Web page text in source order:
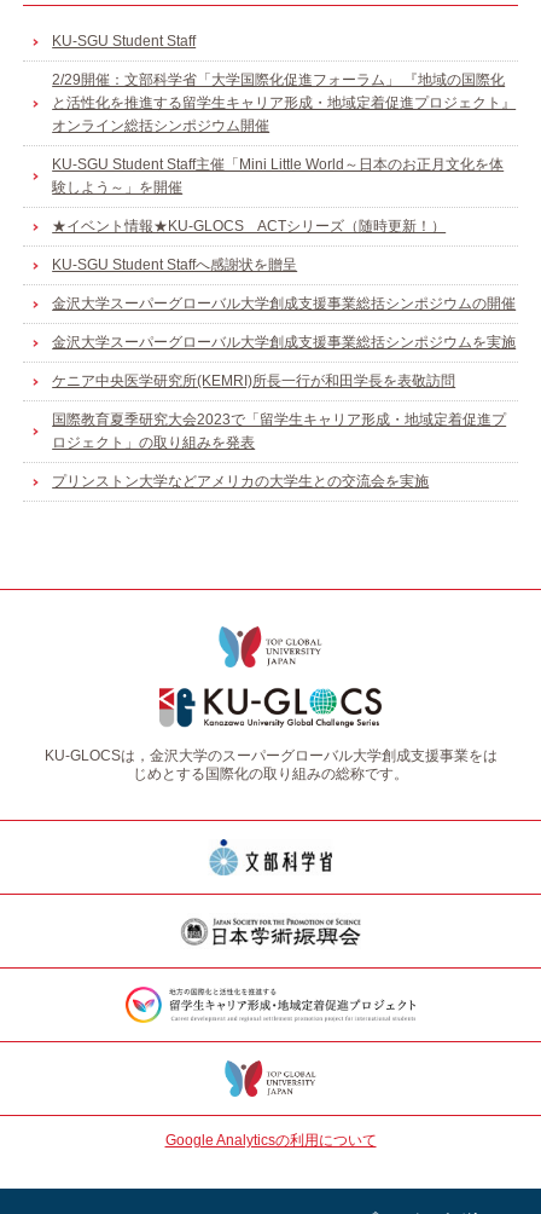
KU-SGU Student Staff
2/29開催：文部科学省「大学国際化促進フォーラム」 『地域の国際化
と活性化を推進する留学生キャリア形成・地域定着促進プロジェクト』
オンライン総括シンポジウム開催
KU-SGU Student Staff主催「Mini Little World～日本のお正月文化を体
験しよう～」を開催
★イベント情報★KU-GLOCS ACTシリーズ（随時更新！）
KU-SGU Student Staffへ感謝状を贈呈
金沢大学スーパーグローバル大学創成支援事業総括シンポジウムの開催
金沢大学スーパーグローバル大学創成支援事業総括シンポジウムを実施
ケニア中央医学研究所(KEMRI)所長一行が和田学長を表敬訪問
国際教育夏季研究大会2023で「留学生キャリア形成・地域定着促進プ
ロジェクト」の取り組みを発表
プリンストン大学などアメリカの大学生との交流会を実施
KU-GLOCSは，金沢大学のスーパーグローバル大学創成支援事業をは
じめとする国際化の取り組みの総称です。
Google Analyticsの利用について